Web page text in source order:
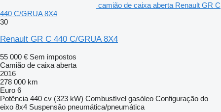
camião de caixa aberta Renault GR C
440 C/GRUA 8X4
30
Renault GR C 440 C/GRUA 8X4
55 000 € Sem impostos
Camião de caixa aberta
2016
278 000 km
Euro 6
Potência 440 cv (323 kW) Combustível gasóleo Configuração do
eixo 8x4 Suspensão pneumática/pneumática